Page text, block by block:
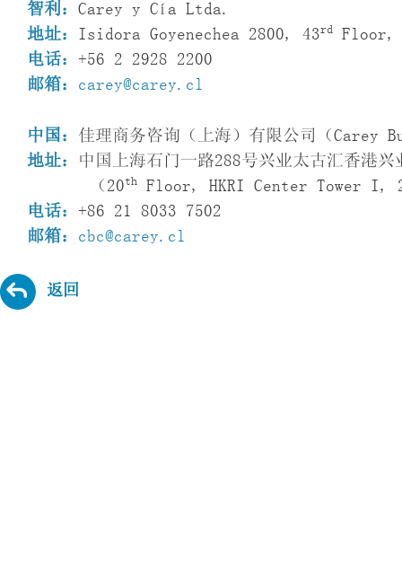
智利： Carey y Cía Ltda.
地址： Isidora Goyenechea 2800, 43rd
Floor,
电话： +56 2 2928 2200
邮箱： carey@carey.cl
中国： 佳理商务咨询（上海）有限公司（
地址： 中国上海石门一路288号兴业太古汇香港
（20th
Floor, HKRI Center Tower I,
电话： +86 21 8033 7502
邮箱： cbc@carey.cl
返回